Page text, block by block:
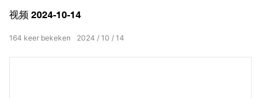
视频 2024-10-14
2024 10 14
164 keer bekeken